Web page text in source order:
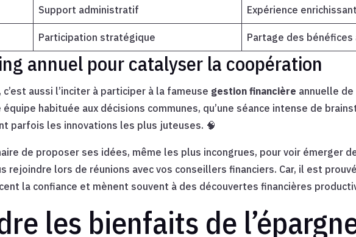
Support administratif Expérience
Participation stratégique Partage des
annuel pour catalyser la coopération
aussi l’inciter à participer à la fameuse gestion financière annuelle de
habituée aux décisions communes, qu’une séance intense de
parfois les innovations les plus juteuses. 🧠
de proposer ses idées, même les plus incongrues, pour voir émerger
rejoindre lors de réunions avec vos conseillers financiers. Car, il est
la confiance et mènent souvent à des découvertes financières
les bienfaits de